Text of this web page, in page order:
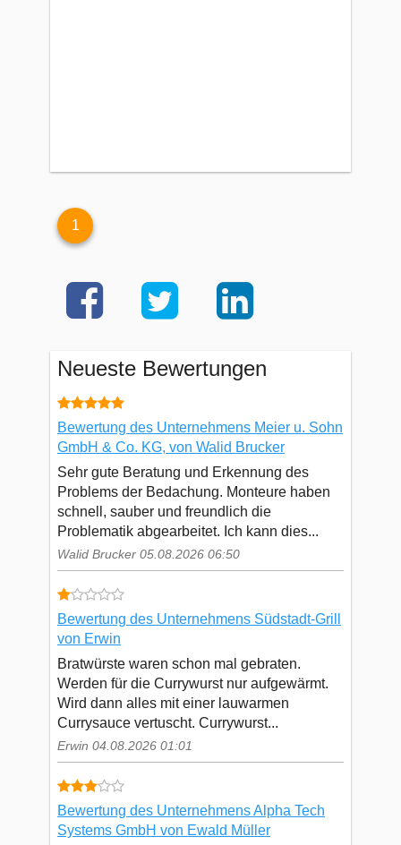
1
Neueste Bewertungen
Bewertung des Unternehmens Meier u. Sohn
GmbH & Co. KG, von Walid Brucker
Sehr gute Beratung und Erkennung des
Problems der Bedachung. Monteure haben
schnell, sauber und freundlich die
Problematik abgearbeitet. Ich kann dies...
Walid Brucker 05.08.2026 06:50
Bewertung des Unternehmens Südstadt-Grill
von Erwin
Bratwürste waren schon mal gebraten.
Werden für die Currywurst nur aufgewärmt.
Wird dann alles mit einer lauwarmen
Currysauce vertuscht. Currywurst...
Erwin 04.08.2026 01:01
Bewertung des Unternehmens Alpha Tech
Systems GmbH von Ewald Müller